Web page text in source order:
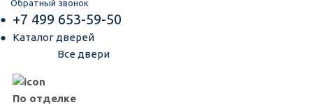
Обратный звонок
+7 499 653-59-50
Каталог дверей
Все двери
По отделке